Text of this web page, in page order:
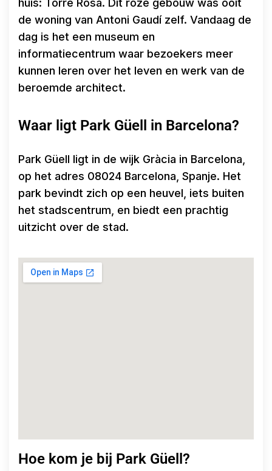
huis: Torre Rosa. Dit roze gebouw was ooit
de woning van Antoni Gaudí zelf. Vandaag de
dag is het een museum en
informatiecentrum waar bezoekers meer
kunnen leren over het leven en werk van de
beroemde architect.
Waar ligt Park Güell in Barcelona?
Park Güell ligt in de wijk Gràcia in Barcelona,
op het adres 08024 Barcelona, Spanje. Het
park bevindt zich op een heuvel, iets buiten
het stadscentrum, en biedt een prachtig
uitzicht over de stad.
Hoe kom je bij Park Güell?